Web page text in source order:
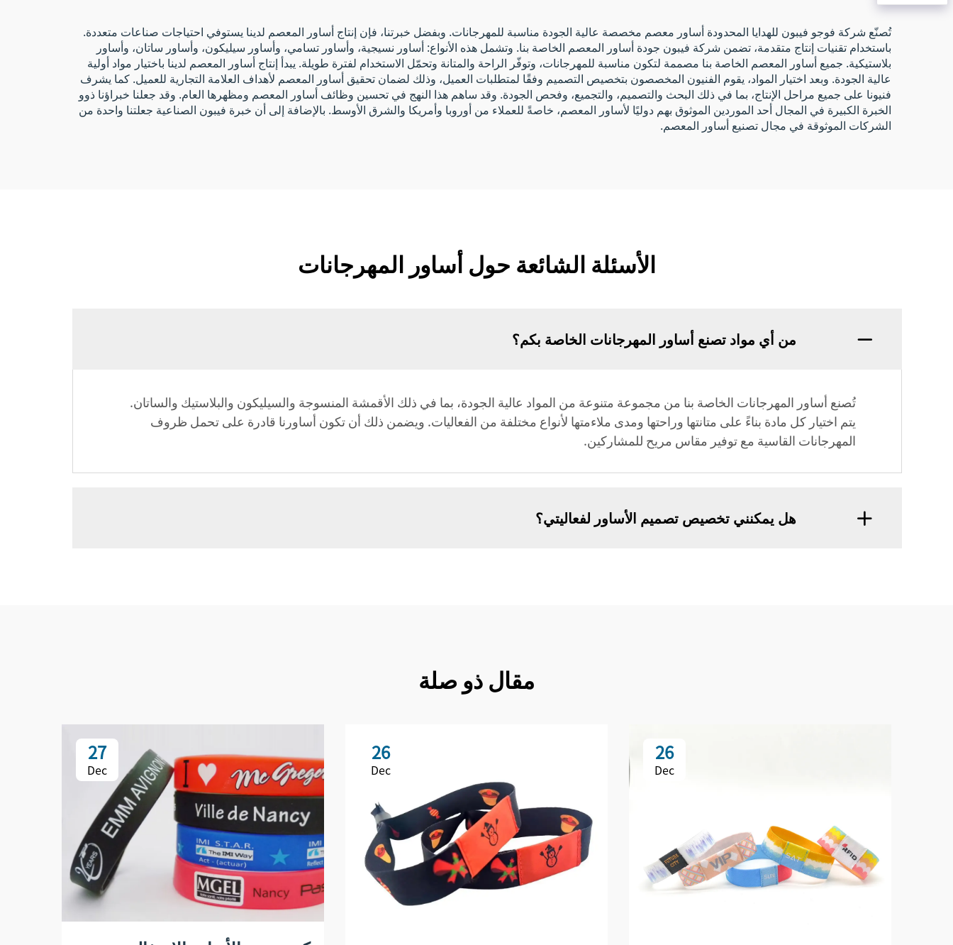
تُصنّع شركة فوجو فيبون للهدايا المحدودة أساور معصم مخصصة عالية الجودة مناسبة للمهرجانات. وبفضل خبرتنا، فإن إنتاج أساور المعصم لدينا يستوفي احتياجات صناعات متعددة.
باستخدام تقنيات إنتاج متقدمة، تضمن شركة فيبون جودة أساور المعصم الخاصة بنا. وتشمل هذه الأنواع: أساور نسيجية، وأساور تسامي، وأساور سيليكون، وأساور ساتان، وأساور
بلاستيكية. جميع أساور المعصم الخاصة بنا مصممة لتكون مناسبة للمهرجانات، وتوفّر الراحة والمتانة وتحمّل الاستخدام لفترة طويلة. يبدأ إنتاج أساور المعصم لدينا باختيار مواد أولية
عالية الجودة. وبعد اختيار المواد، يقوم الفنيون المخصصون بتخصيص التصميم وفقًا لمتطلبات العميل، وذلك لضمان تحقيق أساور المعصم لأهداف العلامة التجارية للعميل. كما يشرف
فنيونا على جميع مراحل الإنتاج، بما في ذلك البحث والتصميم، والتجميع، وفحص الجودة. وقد ساهم هذا النهج في تحسين وظائف أساور المعصم ومظهرها العام. وقد جعلنا خبراؤنا ذوو
الخبرة الكبيرة في المجال أحد الموردين الموثوق بهم دوليًا لأساور المعصم، خاصةً للعملاء من أوروبا وأمريكا والشرق الأوسط. بالإضافة إلى أن خبرة فيبون الصناعية جعلتنا واحدة من
الشركات الموثوقة في مجال تصنيع أساور المعصم.
الأسئلة الشائعة حول أساور المهرجانات
من أي مواد تصنع أساور المهرجانات الخاصة بكم؟
تُصنع أساور المهرجانات الخاصة بنا من مجموعة متنوعة من المواد عالية الجودة، بما في ذلك الأقمشة المنسوجة والسيليكون والبلاستيك والساتان.
يتم اختيار كل مادة بناءً على متانتها وراحتها ومدى ملاءمتها لأنواع مختلفة من الفعاليات. ويضمن ذلك أن تكون أساورنا قادرة على تحمل ظروف
المهرجانات القاسية مع توفير مقاس مريح للمشاركين.
هل يمكنني تخصيص تصميم الأساور لفعاليتي؟
مقال ذو صلة
26
Dec
26
Dec
27
Dec